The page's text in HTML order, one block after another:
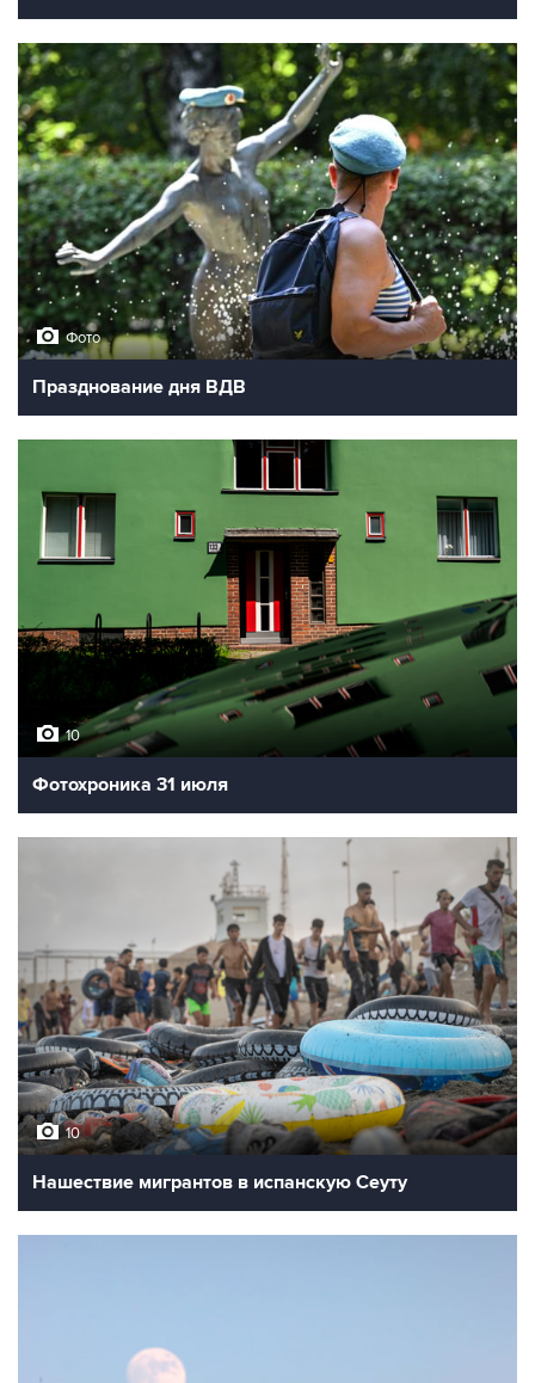
Фото
Празднование дня ВДВ
10
Фотохроника 31 июля
10
Нашествие мигрантов в испанскую Сеуту